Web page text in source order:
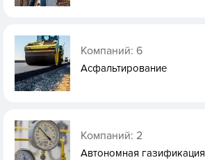
Компаний: 6
Асфальтирование
Компаний: 2
Автономная газификация